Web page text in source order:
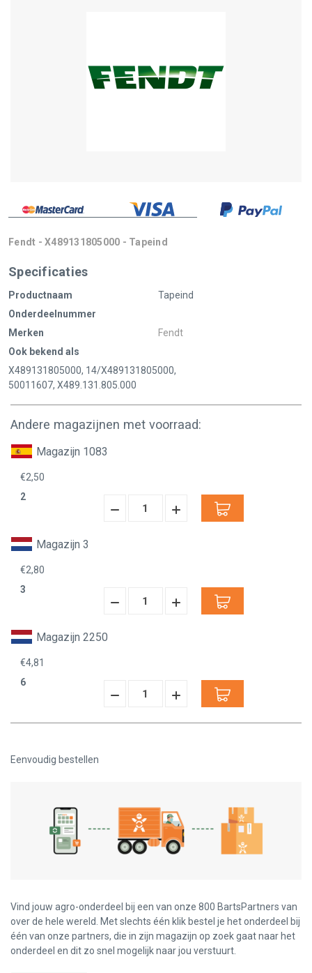
Fendt - X489131805000 - Tapeind
Specificaties
Productnaam
Tapeind
Onderdeelnummer
Merken
Fendt
Ook bekend als
X489131805000, 14/X489131805000,
50011607, X489.131.805.000
Andere magazijnen met voorraad:
Magazijn 1083
€2,50
2
Hoeveelheid
Hoeveelheid
Magazijn 3
€2,80
3
Hoeveelheid
Hoeveelheid
Magazijn 2250
€4,81
6
Hoeveelheid
Verminderen:
Hoeveelheid
verhogen:
Eenvoudig bestellen
Vind jouw agro-onderdeel bij een van onze 800 BartsPartners van
over de hele wereld. Met slechts één klik bestel je het onderdeel bij
één van onze partners, die in zijn magazijn op zoek gaat naar het
onderdeel en dit zo snel mogelijk naar jou verstuurt.